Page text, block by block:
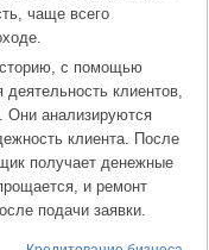
чаще всего
с помощью
деятельность клиентов,
Они анализируются
клиента. После
получает денежные
и ремонт
подачи заявки.